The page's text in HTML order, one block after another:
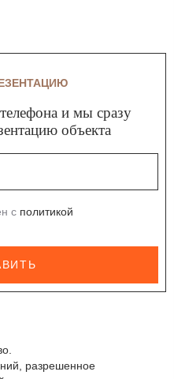
разрешенное
и мы сразу
объекта
с политикой